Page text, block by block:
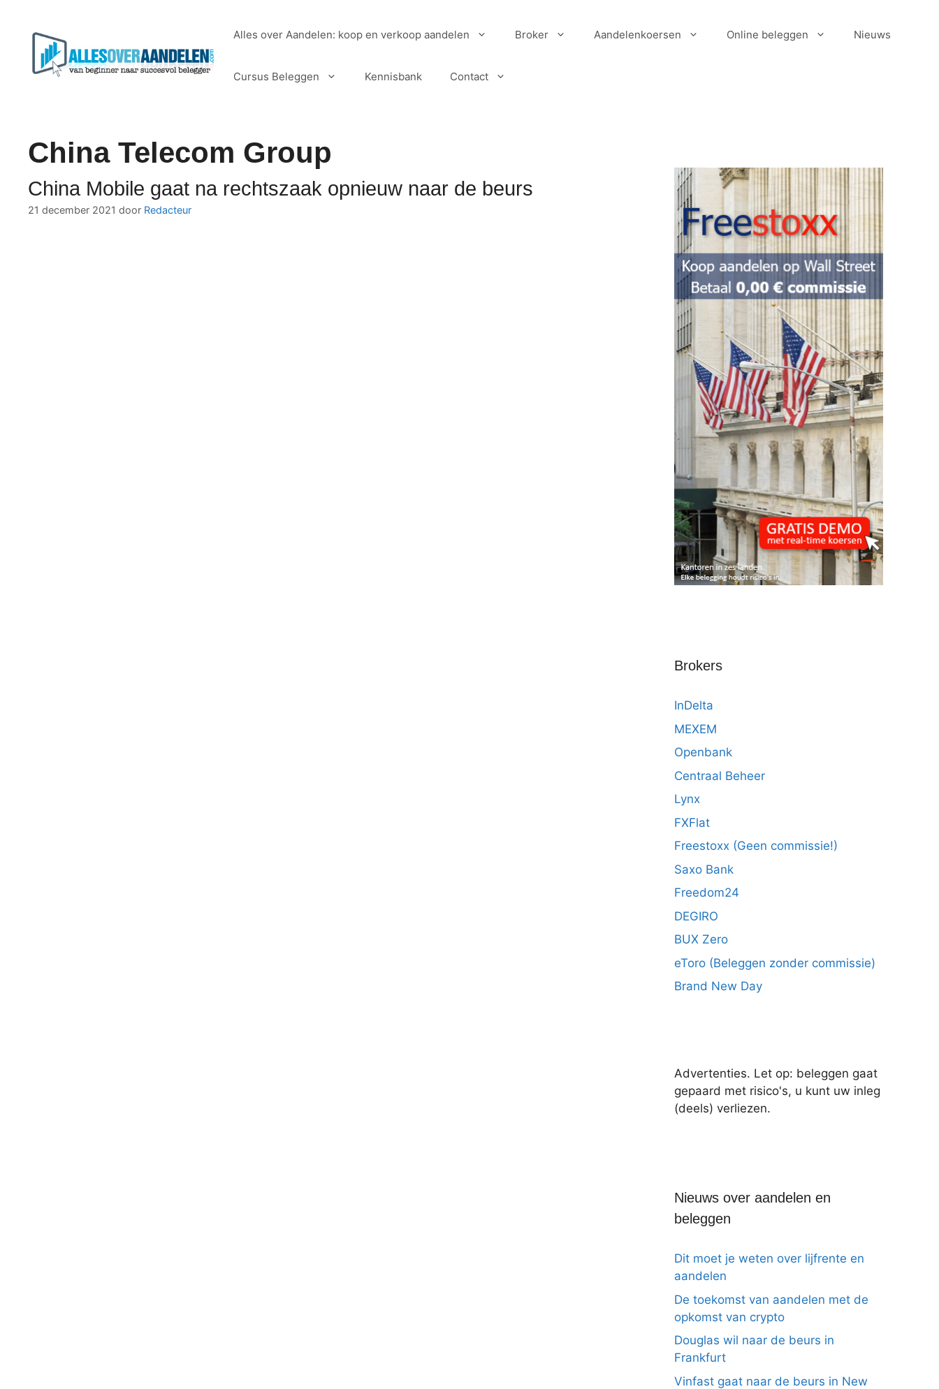
Alles over Aandelen: koop en verkoop aandelen Broker Aandelenkoersen Online beleggen Nieuws
Cursus Beleggen Kennisbank Contact
China Telecom Group
China Mobile gaat na rechtszaak opnieuw naar de beurs
21 december 2021 door Redacteur
Brokers
InDelta
MEXEM
Openbank
Centraal Beheer
Lynx
FXFlat
Freestoxx (Geen commissie!)
Saxo Bank
Freedom24
DEGIRO
BUX Zero
eToro (Beleggen zonder commissie)
Brand New Day
Advertenties. Let op: beleggen gaat
gepaard met risico's, u kunt uw inleg
(deels) verliezen.
Nieuws over aandelen en
beleggen
Dit moet je weten over lijfrente en
aandelen
De toekomst van aandelen met de
opkomst van crypto
Douglas wil naar de beurs in
Frankfurt
Vinfast gaat naar de beurs in New